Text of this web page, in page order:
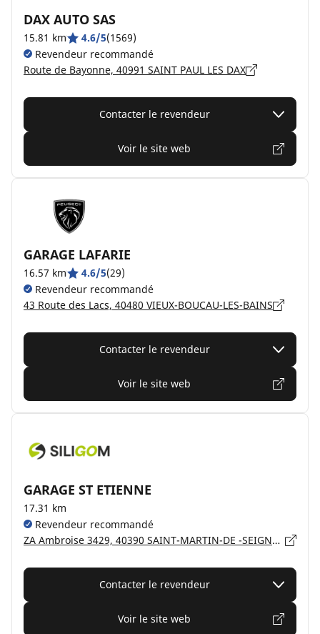
DAX AUTO SAS
15.81 km 4.6/5(1569)
Revendeur recommandé
Route de Bayonne, 40991 SAINT PAUL LES DAX
Contacter le revendeur
Voir le site web
GARAGE LAFARIE
16.57 km 4.6/5(29)
Revendeur recommandé
43 Route des Lacs, 40480 VIEUX-BOUCAU-LES-BAINS
Contacter le revendeur
Voir le site web
GARAGE ST ETIENNE
17.31 km
Revendeur recommandé
ZA Ambroise 3429, 40390 SAINT-MARTIN-DE -SEIGNANX
Contacter le revendeur
Voir le site web